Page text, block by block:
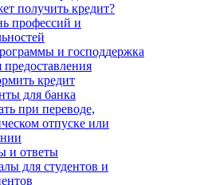
получить кредит?
профессий и
и господдержка
предоставления
кредит
для банка
при переводе,
отпуске или
и ответы
для студентов и